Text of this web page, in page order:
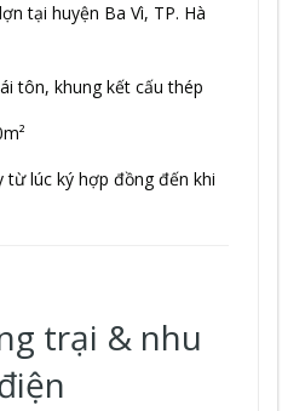
tại huyện Ba Vì, TP. Hà
tôn, khung kết cấu thép
từ lúc ký hợp đồng đến khi
trại & nhu